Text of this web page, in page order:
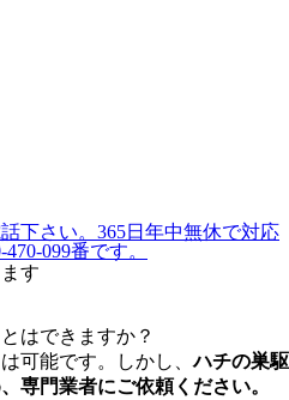
す
はできますか？
可能です。しかし、ハチの巣駆
専門業者にご依頼ください。